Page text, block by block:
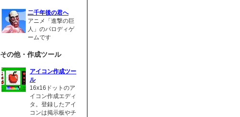
二千年後の君へ
アニメ「進撃の巨
人」のパロディゲ
ームです
その他・作成ツール
アイコン作成ツー
ル
16x16ドットのア
イコン作成エディ
タ。登録したアイ
コンは掲示板やチ